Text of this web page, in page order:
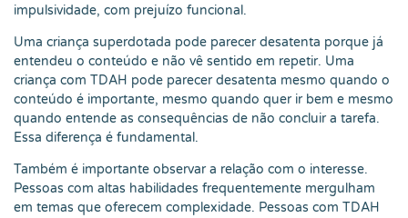
impulsividade, com prejuízo funcional.
Uma criança superdotada pode parecer desatenta porque já
entendeu o conteúdo e não vê sentido em repetir. Uma
criança com TDAH pode parecer desatenta mesmo quando o
conteúdo é importante, mesmo quando quer ir bem e mesmo
quando entende as consequências de não concluir a tarefa.
Essa diferença é fundamental.
Também é importante observar a relação com o interesse.
Pessoas com altas habilidades frequentemente mergulham
em temas que oferecem complexidade. Pessoas com TDAH